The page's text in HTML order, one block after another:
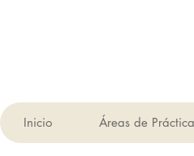
Inicio Áreas de Práctica